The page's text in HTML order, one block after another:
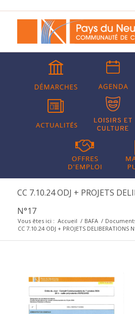
CC 7.10.24 ODJ + PROJETS
N°17
Vous êtes ici : Accueil / BAFA /
CC 7.10.24 ODJ + PROJETS DELIBERATIONS